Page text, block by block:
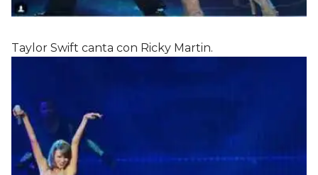
Taylor Swift canta con Ricky Martin.